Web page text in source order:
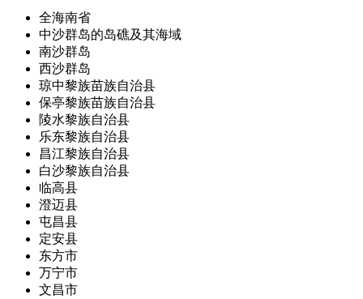
全海南省
中沙群岛的岛礁及其海域
南沙群岛
西沙群岛
琼中黎族苗族自治县
保亭黎族苗族自治县
陵水黎族自治县
乐东黎族自治县
昌江黎族自治县
白沙黎族自治县
临高县
澄迈县
屯昌县
定安县
东方市
万宁市
文昌市